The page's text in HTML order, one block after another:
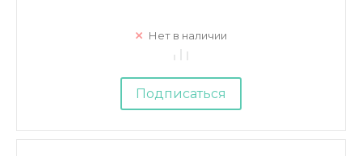
Нет в наличии
Подписаться